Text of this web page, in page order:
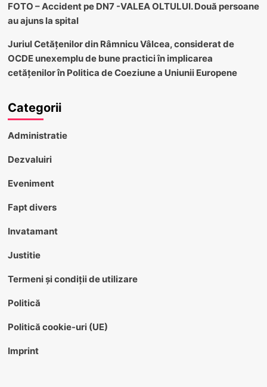
FOTO – Accident pe DN7 -VALEA OLTULUI. Două persoane
au ajuns la spital
Juriul Cetățenilor din Râmnicu Vâlcea, considerat de
OCDE unexemplu de bune practici în implicarea
cetățenilor în Politica de Coeziune a Uniunii Europene
Categorii
Administratie
Dezvaluiri
Eveniment
Fapt divers
Invatamant
Justitie
Termeni și condiții de utilizare
Politică
Politică cookie-uri (UE)
Imprint